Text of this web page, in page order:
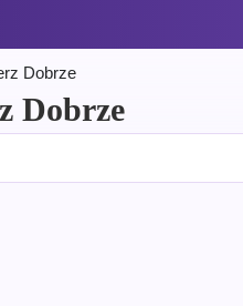
Dobrze